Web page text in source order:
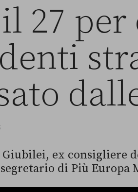
27
Giubilei, ex consigliere
di Più Europa